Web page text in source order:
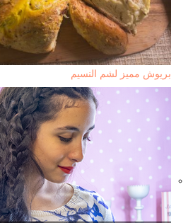
بريوش مميز لشم النسيم